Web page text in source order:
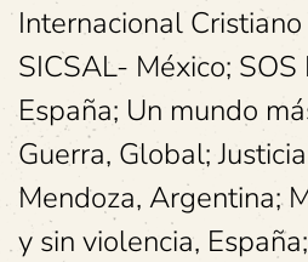
Internacional
SICSAL- México; SOS
España; Un mundo
Guerra, Global;
Mendoza, Argentina;
y sin violencia,